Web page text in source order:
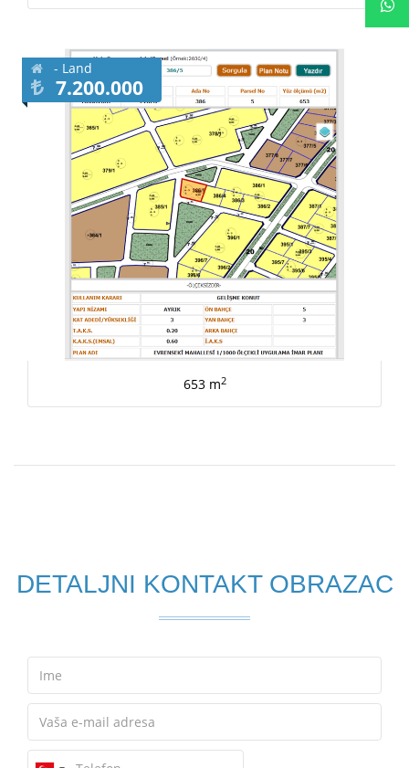
- Land
7.200.000
653 m2
DETALJNI KONTAKT OBRAZAC